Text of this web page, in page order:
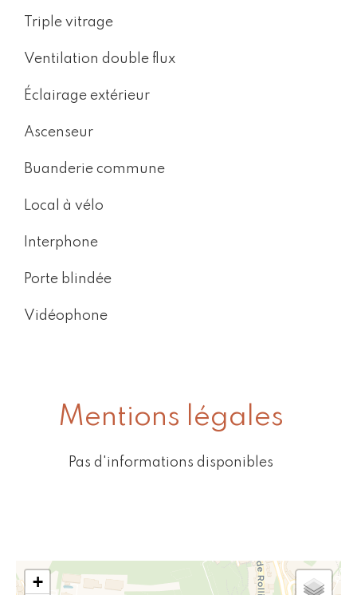
Triple vitrage
Ventilation double flux
Éclairage extérieur
Ascenseur
Buanderie commune
Local à vélo
Interphone
Porte blindée
Vidéophone
Mentions légales
Pas d'informations disponibles
+